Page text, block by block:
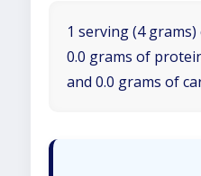
1 serving (4
0.0 grams of
and 0.0 grams of